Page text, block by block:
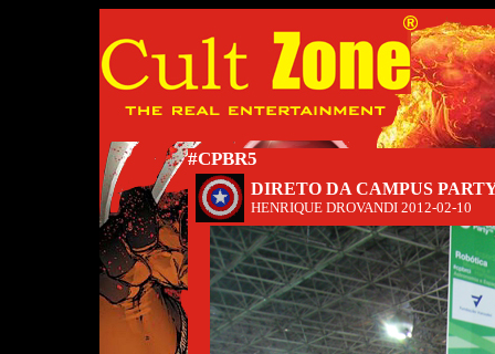
#CPBR5
DIRETO DA CAMPUS
HENRIQUE DROVANDI 2012-02-10